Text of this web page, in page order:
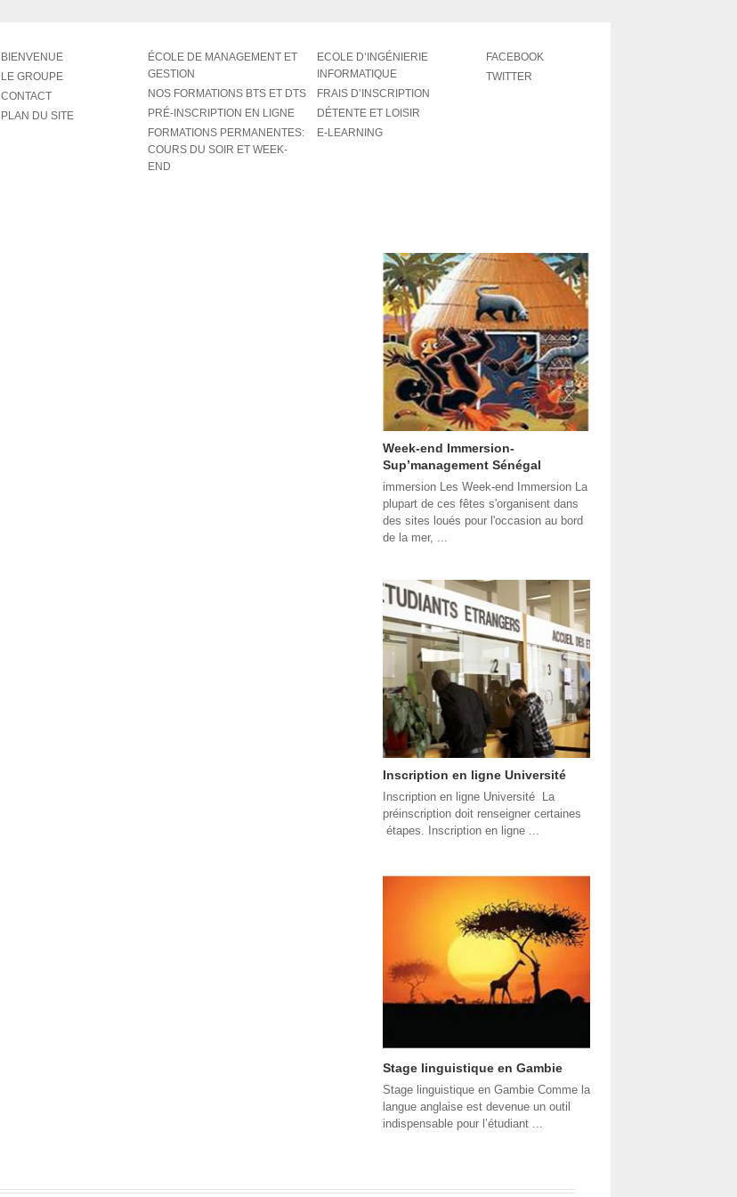
FACEBOOK
TWITTER
ÉCOLE DE MANAGEMENT ET
GESTION
ECOLE D’INGÉNIERIE
INFORMATIQUE
NOS FORMATIONS BTS ET DTS
FRAIS D’INSCRIPTION
PRÉ-INSCRIPTION EN LIGNE
DÉTENTE ET LOISIR
FORMATIONS PERMANENTES:
COURS DU SOIR ET WEEK-
END
E-LEARNING
BIENVENUE
LE GROUPE
CONTACT
PLAN DU SITE
Week-end Immersion-
Sup’management Sénégal
immersion Les Week-end Immersion La
plupart de ces fêtes s'organisent dans
des sites loués pour l'occasion au bord
de la mer, ...
Inscription en ligne Université
Inscription en ligne Université La
préinscription doit renseigner certaines
étapes. Inscription en ligne ...
Stage linguistique en Gambie
Stage linguistique en Gambie Comme la
langue anglaise est devenue un outil
indispensable pour l’étudiant ...